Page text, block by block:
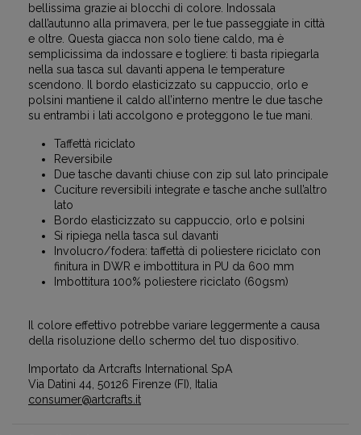
bellissima grazie ai blocchi di colore. Indossala
dall’autunno alla primavera, per le tue passeggiate in città
e oltre. Questa giacca non solo tiene caldo, ma è
semplicissima da indossare e togliere: ti basta ripiegarla
nella sua tasca sul davanti appena le temperature
scendono. Il bordo elasticizzato su cappuccio, orlo e
polsini mantiene il caldo all’interno mentre le due tasche
su entrambi i lati accolgono e proteggono le tue mani.
Taffettà riciclato
Reversibile
Due tasche davanti chiuse con zip sul lato principale
Cuciture reversibili integrate e tasche anche sull’altro
lato
Bordo elasticizzato su cappuccio, orlo e polsini
Si ripiega nella tasca sul davanti
Involucro/fodera: taffettà di poliestere riciclato con
finitura in DWR e imbottitura in PU da 600 mm
Imbottitura 100% poliestere riciclato (60gsm)
Il colore effettivo potrebbe variare leggermente a causa
della risoluzione dello schermo del tuo dispositivo.
Importato da Artcrafts International SpA
Via Datini 44, 50126 Firenze (FI), Italia
consumer@artcrafts.it